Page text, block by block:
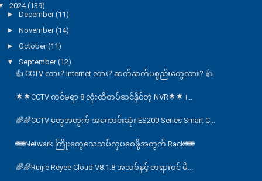
2024(139)
► December(11)
► November(14)
► October(11)
▼ September(12)
👍 CCTV လား? Internet လား? ဆက်ဆက်ပစ္စည်းတွေလား? 👍
🌟🌟CCTV ကင်မရာ 8 လုံးထိတပ်ဆင်နိုင်တဲ့ NVR🌟🌟 ℹ️...
🌈🌈CCTV တွေအတွက် အကောင်းဆုံး ES200 Series Smart C...
🌐🌐Netwark ကြိုးတွေသေသပ်လှပစေဖို့အတွက် Rack🌐🌐
🌈🌈Ruijie Reyee Cloud V8.1.8 အသစ်နှင့် တရားဝင် မိ...